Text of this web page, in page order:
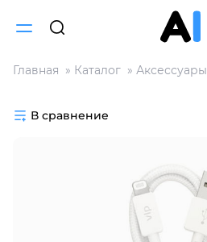
Главная Каталог Аксессуары
В сравнение
Разбейте
без переплат